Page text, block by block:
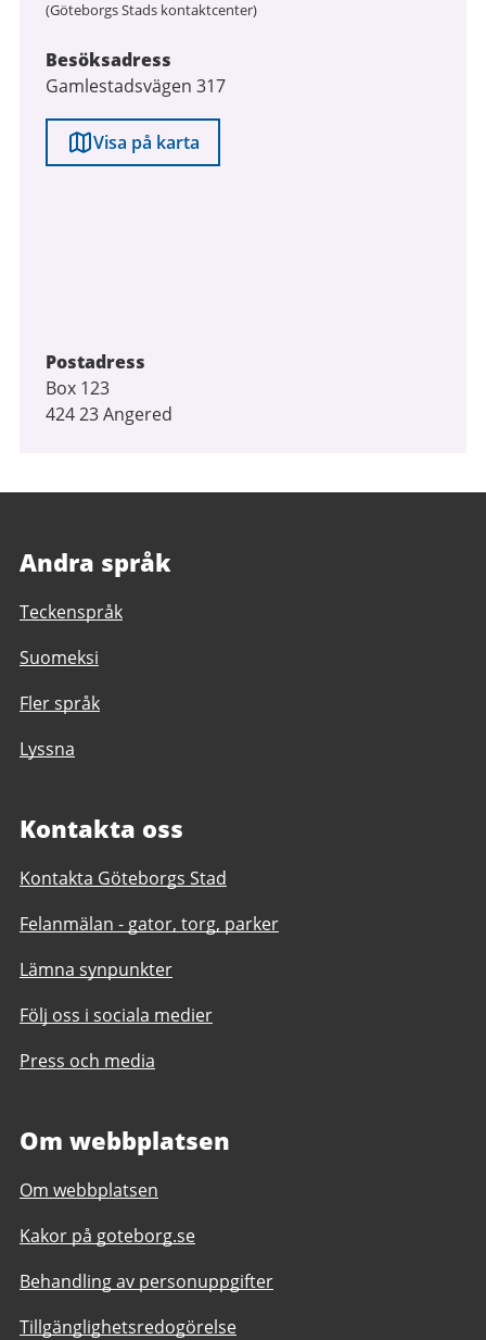
(Göteborgs Stads kontaktcenter)
Besöksadress
Gamlestadsvägen 317
Visa på karta
Postadress
Box 123
424 23 Angered
Andra språk
Teckenspråk
Suomeksi
Fler språk
Lyssna
Kontakta oss
Kontakta Göteborgs Stad
Felanmälan - gator, torg, parker
Lämna synpunkter
Följ oss i sociala medier
Press och media
Om webbplatsen
Om webbplatsen
Kakor på goteborg.se
Behandling av personuppgifter
Tillgänglighetsredogörelse